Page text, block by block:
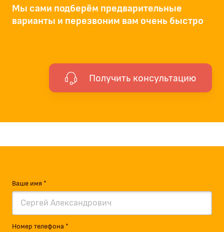
Мы сами подберём предварительные
варианты и перезвоним вам очень быстро
Получить консультацию
Ваше имя *
Номер телефона *